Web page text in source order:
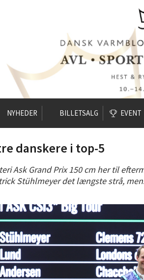
NYHEDER BILLETSALG EVENT
danskere i top-5
Ask Grand Prix 150 cm her til
Stühlmeyer det længste strå,